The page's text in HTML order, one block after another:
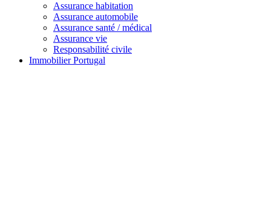
Assurance habitation
Assurance automobile
Assurance santé / médical
Assurance vie
Responsabilité civile
Immobilier Portugal